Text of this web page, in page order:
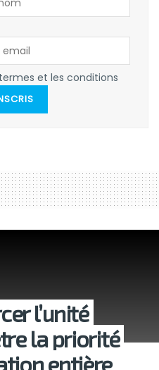
et les conditions
l’unité
la priorité
entière